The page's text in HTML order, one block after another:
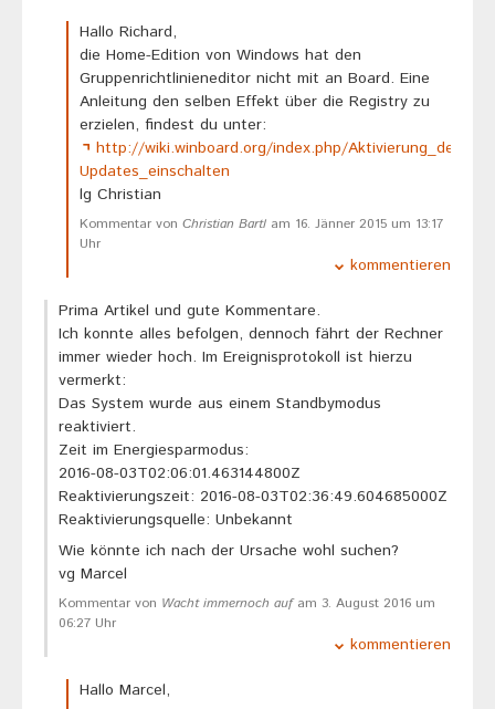
Hallo Richard,
die Home-Edition von Windows hat den
Gruppenrichtlinieneditor nicht mit an Board. Eine
Anleitung den selben Effekt über die Registry zu
erzielen, findest du unter:
http://wiki.winboard.org/index.php/
Updates_einschalten
lg Christian
Kommentar von Christian Bartl am 16. Jänner 2015 um 13:17
Uhr
kommentieren
Prima Artikel und gute Kommentare.
Ich konnte alles befolgen, dennoch fährt der Rechner
immer wieder hoch. Im Ereignisprotokoll ist hierzu
vermerkt:
Das System wurde aus einem Standbymodus
reaktiviert.
Zeit im Energiesparmodus:
‎2016‎-‎08‎-‎03T02:06:01.463144800Z
Reaktivierungszeit: ‎2016‎-‎08‎-‎03T02:36:49.604685000Z
Reaktivierungsquelle: Unbekannt
Wie könnte ich nach der Ursache wohl suchen?
vg Marcel
Kommentar von Wacht immernoch aufam 3. August 2016 um
06:27 Uhr
kommentieren
Hallo Marcel,